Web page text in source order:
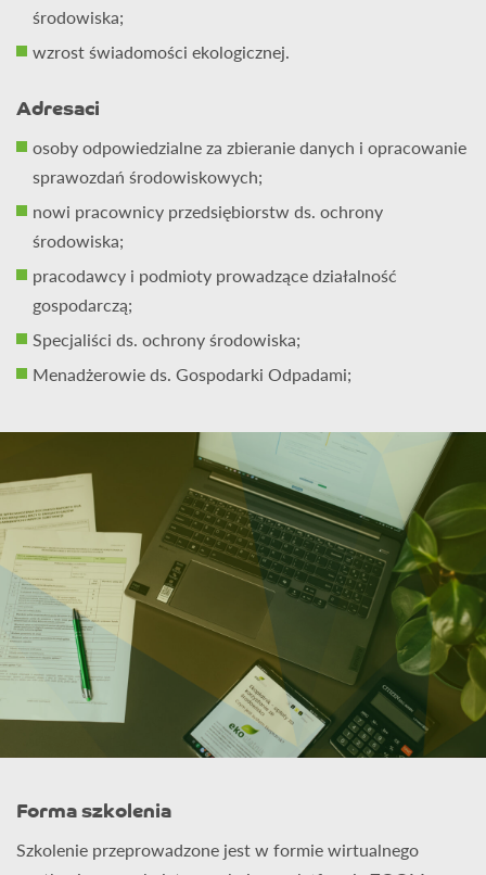
środowiska;
wzrost świadomości ekologicznej.
Adresaci
osoby odpowiedzialne za zbieranie danych i opracowanie
sprawozdań środowiskowych;
nowi pracownicy przedsiębiorstw ds. ochrony
środowiska;
pracodawcy i podmioty prowadzące działalność
gospodarczą;
Specjaliści ds. ochrony środowiska;
Menadżerowie ds. Gospodarki Odpadami;
Forma szkolenia
Szkolenie przeprowadzone jest w formie wirtualnego